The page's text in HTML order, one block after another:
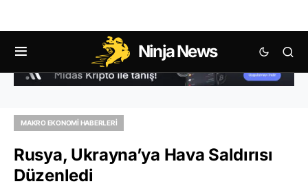
Ninja News
MAKRO EKONOMI HABERLERI
Rusya, Ukrayna’ya Hava Saldırısı
Düzenledi